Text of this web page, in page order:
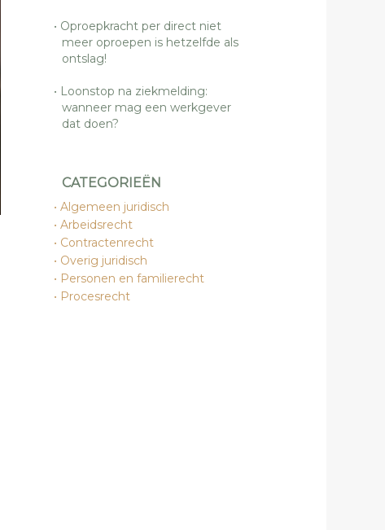
Oproepkracht per direct niet
meer oproepen is hetzelfde als
ontslag!
Loonstop na ziekmelding:
wanneer mag een werkgever
dat doen?
CATEGORIEËN
Algemeen juridisch
Arbeidsrecht
Contractenrecht
Overig juridisch
Personen en familierecht
Procesrecht